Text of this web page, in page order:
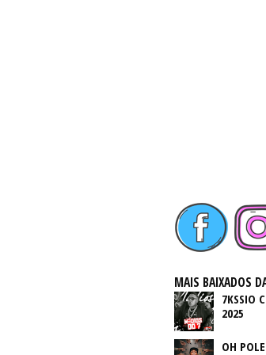
MAIS BAIXADOS
7KSSIO
2025
OH